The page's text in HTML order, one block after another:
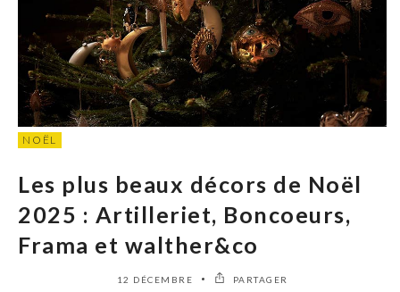
NOËL
Les plus beaux décors de Noël
2025 : Artilleriet, Boncoeurs,
Frama et walther&co
12 DÉCEMBRE PARTAGER